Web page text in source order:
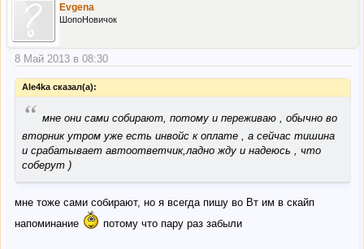
Evgena
ШопоНовичок
8 Май 2013 в 08:30
Ale4ka сказал(а):
“ мне они сами собирают, потому и переживаю , обычно во
вторник утром уже есть инвойс к оплате , а сейчас тишина
и срабатывает автоответчик,ладно жду и надеюсь , что
соберут )
мне тоже сами собирают, но я всегда пишу во Вт им в скайп
напоминание
потому что пару раз забыли